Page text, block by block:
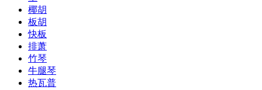
椰胡
板胡
快板
排萧
竹琴
牛腿琴
热瓦普